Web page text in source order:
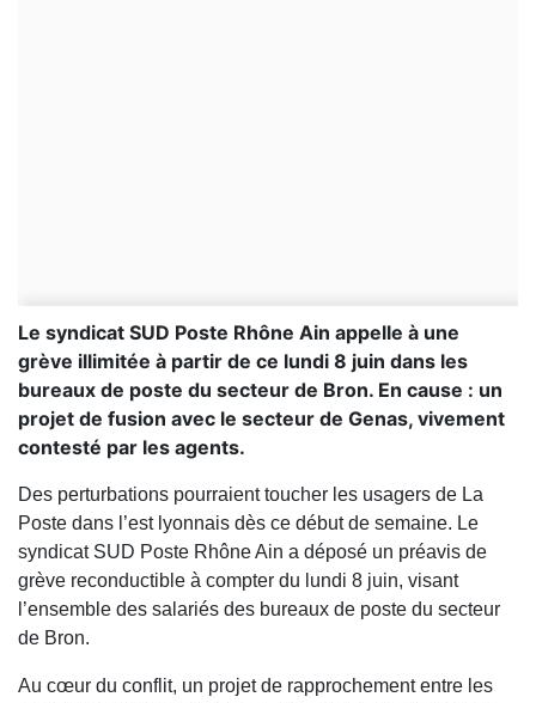
Le syndicat SUD Poste Rhône Ain appelle à une
grève illimitée à partir de ce lundi 8 juin dans les
bureaux de poste du secteur de Bron. En cause : un
projet de fusion avec le secteur de Genas, vivement
contesté par les agents.
Des perturbations pourraient toucher les usagers de La
Poste dans l’est lyonnais dès ce début de semaine. Le
syndicat SUD Poste Rhône Ain a déposé un préavis de
grève reconductible à compter du lundi 8 juin, visant
l’ensemble des salariés des bureaux de poste du secteur
de Bron.
Au cœur du conflit, un projet de rapprochement entre les